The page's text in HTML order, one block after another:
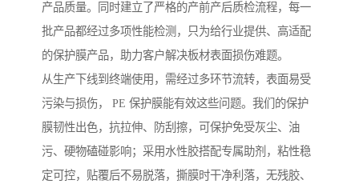
产品质量。同时建立了严格的产前产后质检流程，每一
批产品都经过多项性能检测，只为给行业提供、高适配
的保护膜产品，助力客户解决板材表面损伤难题。
从生产下线到终端使用，需经过多环节流转，表面易受
污染与损伤， PE 保护膜能有效这些问题。我们的保护
膜韧性出色，抗拉伸、防刮擦，可保护免受灰尘、油
污、硬物磕碰影响；采用水性胶搭配专属助剂，粘性稳
定可控，贴覆后不易脱落，撕膜时干净利落，无残胶、